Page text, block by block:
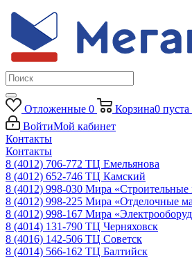
Отложенные 0 Корзина0 пуста
ВойтиМой кабинет
Контакты
Контакты
8 (4012) 706-772 ТЦ Емельянова
8 (4012) 652-746 ТЦ Камский
8 (4012) 998-030 Мира «Строительные
8 (4012) 998-225 Мира «Отделочные
8 (4012) 998-167 Мира
8 (4014) 131-790 ТЦ Черняховск
8 (4016) 142-506 ТЦ Советск
8 (4014) 566-162 ТЦ Балтийск